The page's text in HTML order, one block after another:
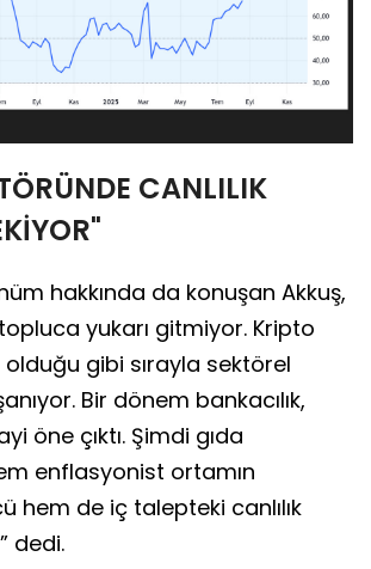
CANLILIK
hakkında da konuşan Akkuş,
yukarı gitmiyor. Kripto
gibi sırayla sektörel
Bir dönem bankacılık,
öne çıktı. Şimdi gıda
enflasyonist ortamın
hem de iç talepteki canlılık
dedi.